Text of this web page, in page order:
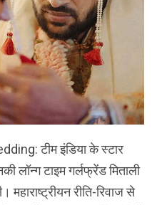
टीम इंडिया के स्टार
लॉन्ग टाइम गर्लफ्रेंड मिताली
महाराष्ट्रीयन रीति-रिवाज से